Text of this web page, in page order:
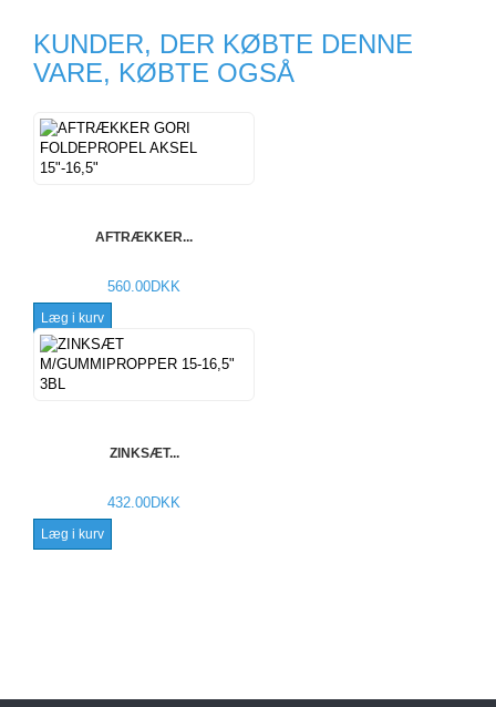
KUNDER, DER KØBTE DENNE
VARE, KØBTE OGSÅ
AFTRÆKKER...
560.00DKK
Læg i kurv
ZINKSÆT...
432.00DKK
Læg i kurv